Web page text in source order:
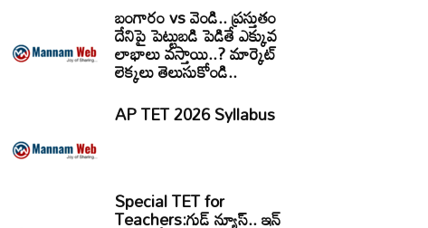
బంగారం vs వెండి.. ప్రస్తుతం
దేనిపై పెట్టుబడి పెడితే ఎక్కువ
లాభాలు వస్తాయి..? మార్కెట్
లెక్కలు తెలుసుకోండి..
AP TET 2026 Syllabus
Special TET for
Teachers:గుడ్ న్యూస్.. ఇన్